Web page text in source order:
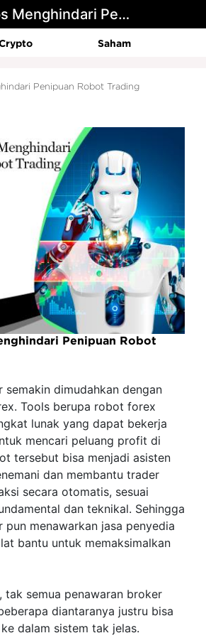
Ciri dan Tips Menghindari Penipuan Robot Trading
Saham
Penipuan Robot Trading
Penipuan Robot
semakin dimudahkan dengan
Tools berupa robot forex
lunak yang dapat bekerja
mencari peluang profit di
tersebut bisa menjadi asisten
dan membantu trader
secara otomatis, sesuai
dan teknikal. Sehingga
menawarkan jasa penyedia
bantu untuk memaksimalkan
tak semua penawaran broker
diantaranya justru bisa
dalam sistem tak jelas.